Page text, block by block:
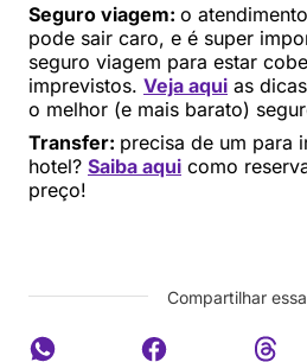
Seguro viagem: o
pode sair caro, e é super
seguro viagem para estar
imprevistos. Veja aqui as
o melhor (e mais barato)
Transfer: precisa de um para
hotel? Saiba aqui como
preço!
Compartilhar